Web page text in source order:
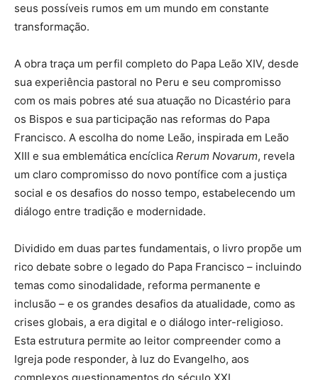
seus possíveis rumos em um mundo em constante
transformação.
A obra traça um perfil completo do Papa Leão XIV, desde
sua experiência pastoral no Peru e seu compromisso
com os mais pobres até sua atuação no Dicastério para
os Bispos e sua participação nas reformas do Papa
Francisco. A escolha do nome Leão, inspirada em Leão
XIII e sua emblemática encíclica Rerum Novarum, revela
um claro compromisso do novo pontífice com a justiça
social e os desafios do nosso tempo, estabelecendo um
diálogo entre tradição e modernidade.
Dividido em duas partes fundamentais, o livro propõe um
rico debate sobre o legado do Papa Francisco – incluindo
temas como sinodalidade, reforma permanente e
inclusão – e os grandes desafios da atualidade, como as
crises globais, a era digital e o diálogo inter-religioso.
Esta estrutura permite ao leitor compreender como a
Igreja pode responder, à luz do Evangelho, aos
complexos questionamentos do século XXI.